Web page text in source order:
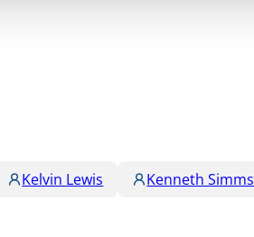
Kelvin Lewis Kenneth Simms